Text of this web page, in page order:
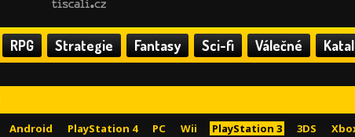
RPG Strategie Fantasy Sci-fi Válečné
Android PlayStation 4 PC Wii PlayStation 3 3DS